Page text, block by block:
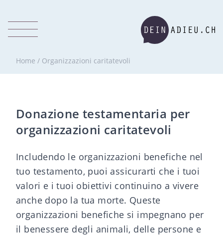
Home / Organizzazioni caritatevoli
Donazione testamentaria per
organizzazioni caritatevoli
Includendo le organizzazioni benefiche nel
tuo testamento, puoi assicurarti che i tuoi
valori e i tuoi obiettivi continuino a vivere
anche dopo la tua morte. Queste
organizzazioni benefiche si impegnano per
il benessere degli animali, delle persone e